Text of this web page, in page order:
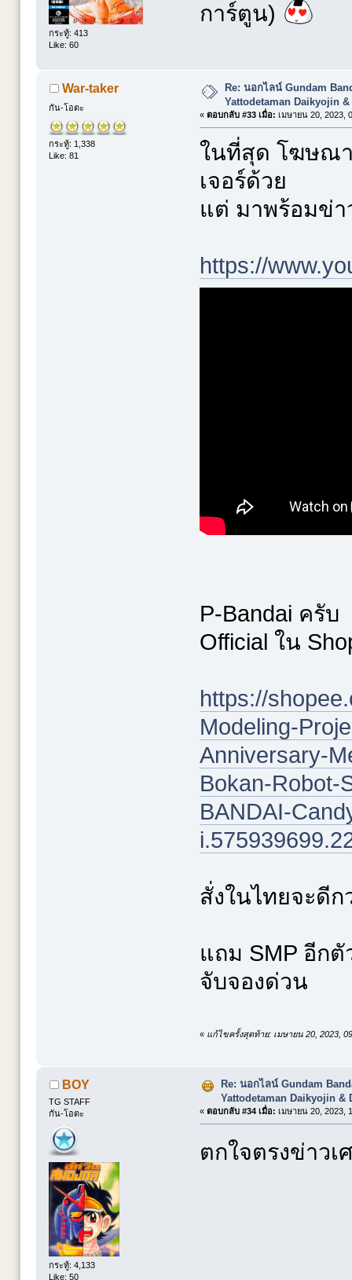
กระทู้: 413
Like: 60
การ์ตูน)
War-taker
กัน-โอตะ
กระทู้: 1,338
Like: 81
Re: นอกไลน์ Gundam
Yattodetaman Daikyojin &
« ตอบกลับ #33 เมื่อ: เมษายน 20, 2023,
ในที่สุด โฆษณา
เจอร์ด้วย
แต่ มาพร้อมข่า
https://
P-Bandai ครับ
Official ใน
https://
Modeling-
Anniversary-
Bokan-Robot-
BANDAI-
สั่งในไทยจะดีก
แถม SMP อีก
จับจองด่วน
« แก้ไขครั้งสุดท้าย: เมษายน 20, 2023,
BOY
TG STAFF
กัน-โอตะ
กระทู้: 4,133
Like: 50
Re: นอกไลน์ Gundam
Yattodetaman Daikyojin &
« ตอบกลับ #34 เมื่อ: เมษายน 20, 2023,
ตกใจตรงข่าว